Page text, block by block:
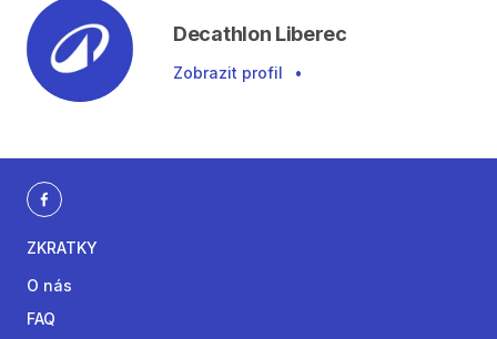
Decathlon Liberec
Zobrazit profil •
ZKRATKY
O nás
FAQ